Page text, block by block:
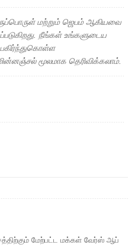
மற்றும் ஜெபம் ஆகியவை
நீங்கள் உங்களுடைய
மூலமாக தெரிவிக்கலாம்.
மேற்பட்ட மக்கள் வேர்ஸ் ஆப்